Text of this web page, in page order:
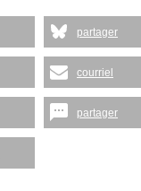
partager
courriel
partager